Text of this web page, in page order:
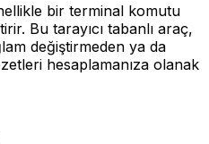
bir terminal komutu
Bu tarayıcı tabanlı araç,
değiştirmeden ya da
hesaplamanıza olanak